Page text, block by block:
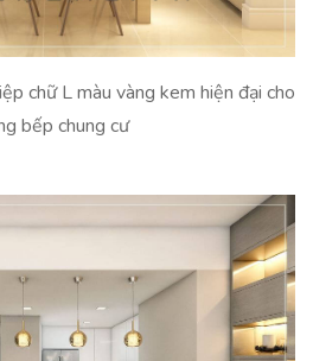
chữ L màu vàng kem hiện đại cho
bếp chung cư